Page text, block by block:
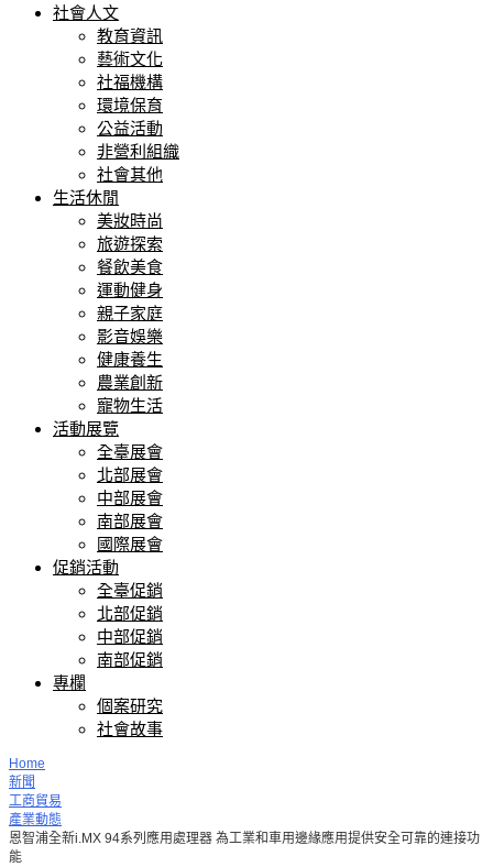
社會人文
教育資訊
藝術文化
社福機構
環境保育
公益活動
非營利組織
社會其他
生活休閒
美妝時尚
旅遊探索
餐飲美食
運動健身
親子家庭
影音娛樂
健康養生
農業創新
寵物生活
活動展覽
全臺展會
北部展會
中部展會
南部展會
國際展會
促銷活動
全臺促銷
北部促銷
中部促銷
南部促銷
專欄
個案研究
社會故事
Home
新聞
工商貿易
產業動態
恩智浦全新i.MX 94系列應用處理器 為工業和車用邊緣應用提供安全可靠的連接功
能